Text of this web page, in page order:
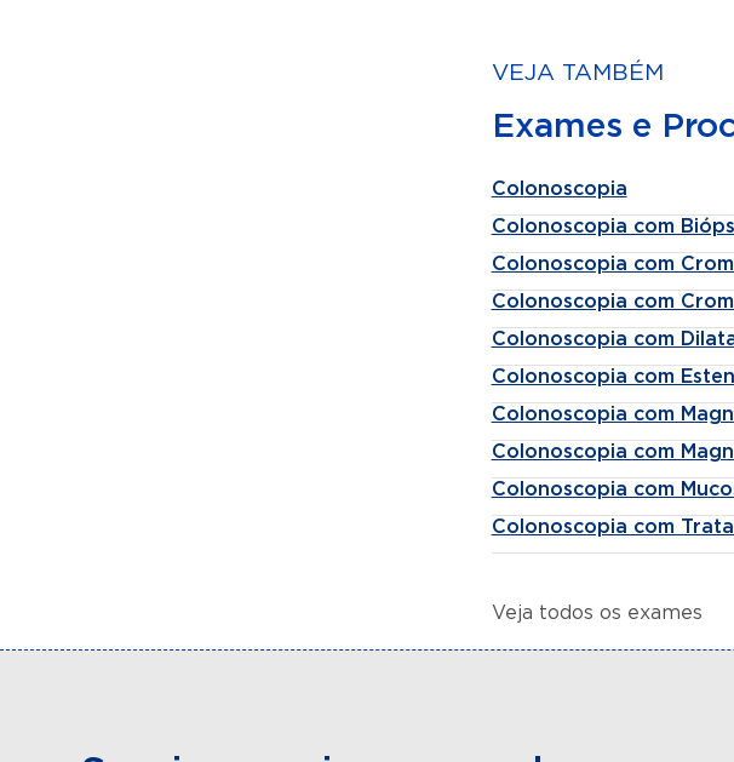
VEJA TAMBÉM
Exames e
Colonoscopia
Colonoscopia com
Colonoscopia com
Colonoscopia com
Colonoscopia com
Colonoscopia com
Colonoscopia com
Colonoscopia com
Colonoscopia com
Colonoscopia com
Veja todos os exames